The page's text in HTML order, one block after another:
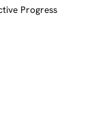
Progress